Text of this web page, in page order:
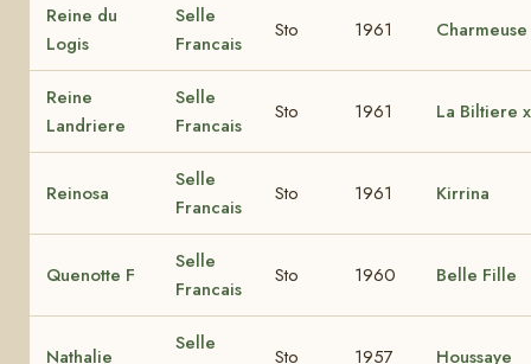
Reine du
Logis
Selle
Francais
Sto 1961 Charmeuse
Reine
Landriere
Selle
Francais
Sto 1961 La Biltiere
Reinosa
Selle
Francais
Sto 1961 Kirrina
Quenotte F
Selle
Francais
Sto 1960 Belle Fille
Nathalie
Selle
Sto 1957 Houssaye